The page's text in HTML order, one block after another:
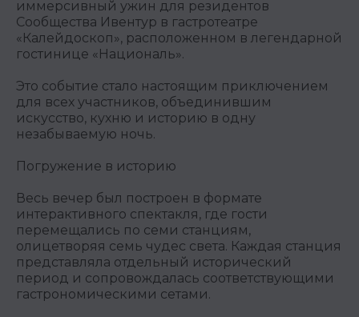
иммерсивный ужин для резидентов
Сообщества Ивентур в гастротеатре
«Калейдоскоп», расположенном в легендарной
гостинице «Националь».
Это событие стало настоящим приключением
для всех участников, объединившим
искусство, кухню и историю в одну
незабываемую ночь.
Погружение в историю
Весь вечер был построен в формате
интерактивного спектакля, где гости
перемещались по семи станциям,
олицетворяя семь чудес света. Каждая станция
представляла отдельный исторический
период и сопровождалась соответствующими
гастрономическими сетами.